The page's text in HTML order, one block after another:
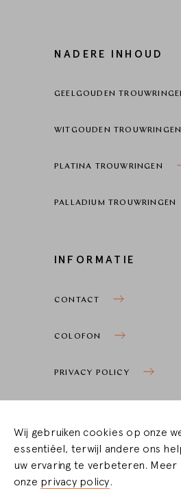
NADERE INHOUD
GEELGOUDEN
WITGOUDEN TROUWRINGEN
PLATINA TROUWRINGEN
PALLADIUM TROUWRINGEN
INFORMATIE
CONTACT
COLOFON
PRIVACY POLICY
DEALER
Wij gebruiken cookies op onze
essentiëel, terwijl andere ons
uw ervaring te verbeteren. Meer
onze privacy policy.